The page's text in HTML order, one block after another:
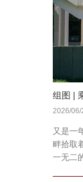
组图 |
2026/06/
又是一
畔拾取
一无二